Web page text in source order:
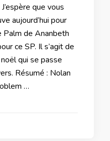
que vous
aujourd’hui pour
Palm de Ananbeth
ce SP. Il s’agit de
qui se passe
Résumé : Nolan
…